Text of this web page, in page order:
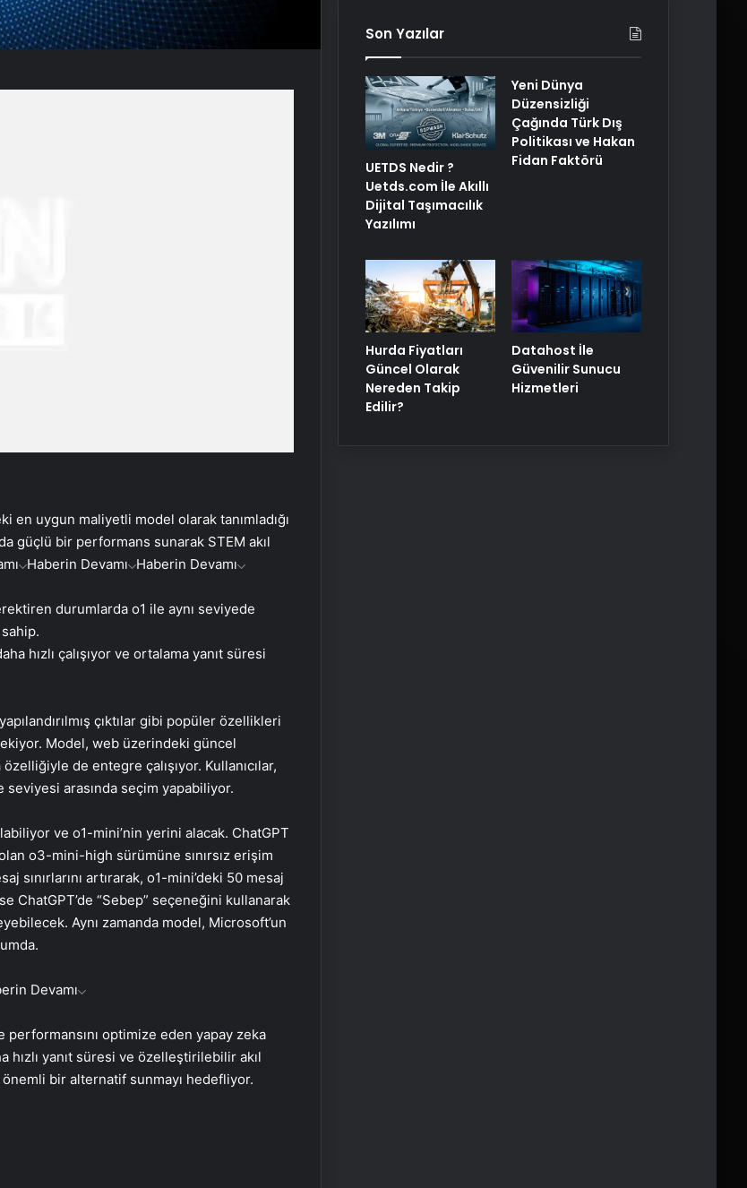
en uygun maliyetli model olarak tanımladığı
güçlü bir performans sunarak STEM akıl
Haberin Devamı Haberin Devamı
durumlarda o1 ile aynı seviyede
hızlı çalışıyor ve ortalama yanıt süresi
çıktılar gibi popüler özellikleri
Model, web üzerindeki güncel
de entegre çalışıyor. Kullanıcılar,
arasında seçim yapabiliyor.
ve o1-mini’nin yerini alacak. ChatGPT
o3-mini-high sürümüne sınırsız erişim
sınırlarını artırarak, o1-mini’deki 50 mesaj
ChatGPT’de “Sebep” seçeneğini kullanarak
Aynı zamanda model, Microsoft’un
Devamı
performansını optimize eden yapay zeka
hızlı yanıt süresi ve özelleştirilebilir akıl
bir alternatif sunmayı hedefliyor.
Baba ve 3 oğlu aynı suçtan
tutuklandı
Son Yazılar
UETDS Nedir ?
Uetds.com İle Akıllı
Dijital Taşımacılık
Yazılımı
Yeni Dünya
Düzensizliği
Çağında Türk Dış
Politikası ve Hakan
Fidan Faktörü
Hurda Fiyatları
Güncel Olarak
Nereden Takip
Edilir?
Datahost İle
Güvenilir Sunucu
Hizmetleri